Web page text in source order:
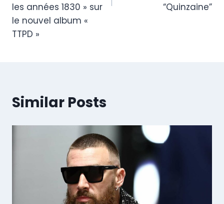
les années 1830 » sur
le nouvel album «
TTPD »
“Quinzaine”
Similar Posts